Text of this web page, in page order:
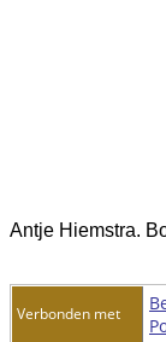
Antje Hiemstra.
Verbonden met